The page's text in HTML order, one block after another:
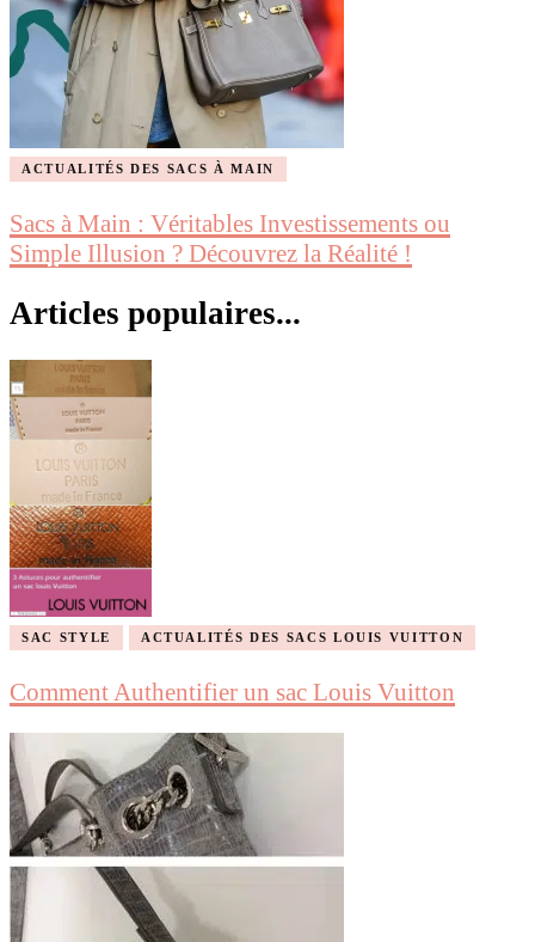
ACTUALITÉS DES SACS À MAIN
Sacs à Main : Véritables Investissements ou
Simple Illusion ? Découvrez la Réalité !
Articles populaires...
SAC STYLE ACTUALITÉS DES SACS LOUIS VUITTON
Comment Authentifier un sac Louis Vuitton